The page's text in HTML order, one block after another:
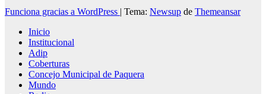
Funciona gracias a WordPress | Tema: Newsup de Themeansar
Inicio
Institucional
Adip
Coberturas
Concejo Municipal de Paquera
Mundo